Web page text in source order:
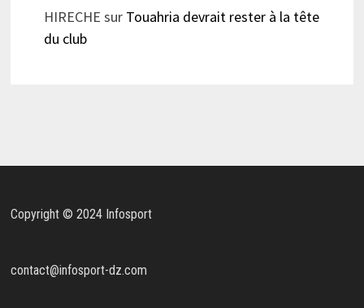
HIRECHE sur Touahria devrait rester à la tête
du club
Copyright © 2024 Infosport
contact@infosport-dz.com